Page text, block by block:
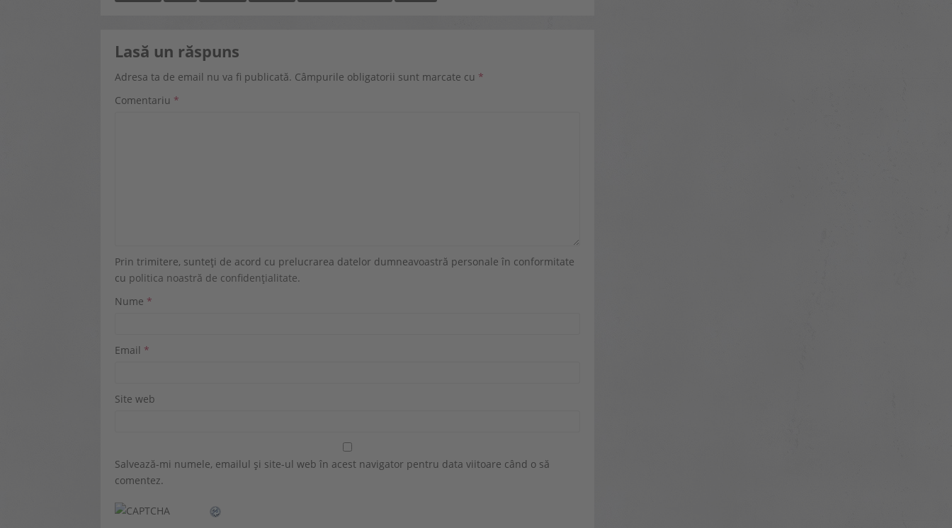
Lasă un răspuns
Adresa ta de email nu va fi publicată. Câmpurile obligatorii sunt marcate cu *
Comentariu *
Prin trimitere, sunteți de acord cu prelucrarea datelor dumneavoastră personale în conformitate
cu politica noastră de confidențialitate.
Nume *
Email *
Site web
Salvează-mi numele, emailul și site-ul web în acest navigator pentru data viitoare când o să
comentez.